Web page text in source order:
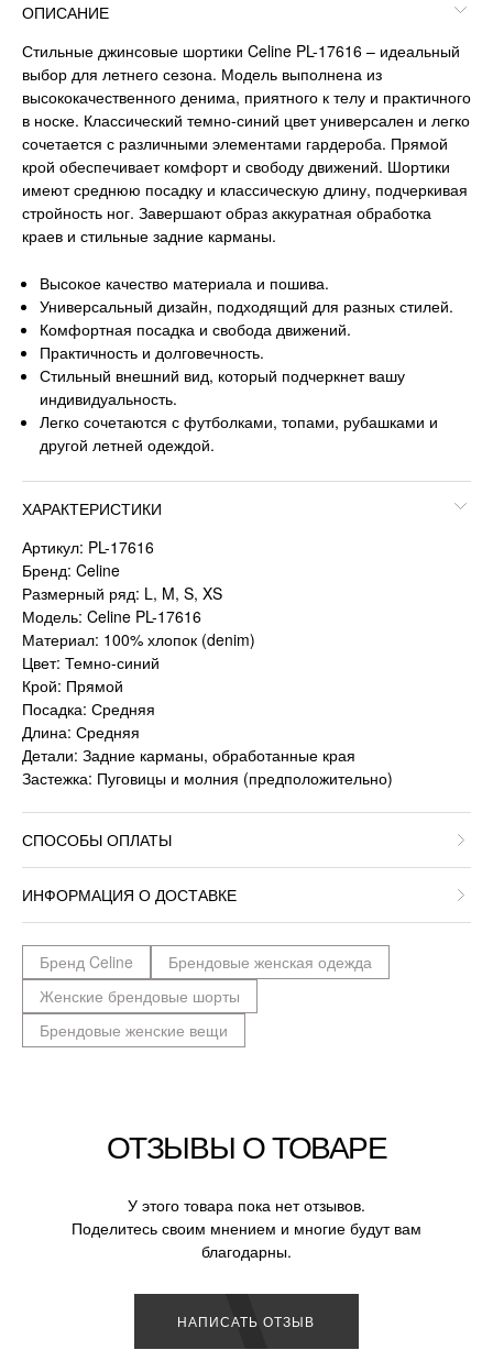
ОПИСАНИЕ
Стильные джинсовые шортики Celine PL-17616 – идеальный
выбор для летнего сезона. Модель выполнена из
высококачественного денима, приятного к телу и практичного
в носке. Классический темно-синий цвет универсален и легко
сочетается с различными элементами гардероба. Прямой
крой обеспечивает комфорт и свободу движений. Шортики
имеют среднюю посадку и классическую длину, подчеркивая
стройность ног. Завершают образ аккуратная обработка
краев и стильные задние карманы.
Высокое качество материала и пошива.
Универсальный дизайн, подходящий для разных стилей.
Комфортная посадка и свобода движений.
Практичность и долговечность.
Стильный внешний вид, который подчеркнет вашу
индивидуальность.
Легко сочетаются с футболками, топами, рубашками и
другой летней одеждой.
ХАРАКТЕРИСТИКИ
Артикул: PL-17616
Бренд: Celine
Размерный ряд: L, M, S, XS
Модель: Celine PL-17616
Материал: 100% хлопок (denim)
Цвет: Темно-синий
Крой: Прямой
Посадка: Средняя
Длина: Средняя
Детали: Задние карманы, обработанные края
Застежка: Пуговицы и молния (предположительно)
СПОСОБЫ ОПЛАТЫ
ИНФОРМАЦИЯ О ДОСТАВКЕ
Бренд Celine
Брендовые женская одежда
Женские брендовые шорты
Брендовые женские вещи
ОТЗЫВЫ О ТОВАРЕ
У этого товара пока нет отзывов.
Поделитесь своим мнением и многие будут вам
благодарны.
НАПИСАТЬ ОТЗЫВ